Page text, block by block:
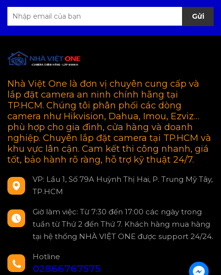
Gửi
Nhà Việt One là đơn vị chuyên cung cấp và
lắp đặt camera an ninh chính hãng tại
TP.HCM. Chúng tôi phân phối các dòng
camera như Hikvision, Dahua, Imou, Ezviz…
phù hợp cho gia đình, cửa hàng và doanh
nghiệp. Chuyên lắp đặt camera tại TP.HCM và
khu vực lân cận. Cam kết thi công nhanh, giá
tốt, bảo hành rõ ràng, hỗ trợ kỹ thuật 24/7.
VP: Lầu 1, Số 79A Huỳnh Thị Hai, P. Trung Mỹ Tây,
TP.HCM
Giờ làm việc: Từ 7:30 đến 17:00 các ngày trong
tuần từ Thứ 2 đến Thứ 7. Khách hàng mua hàng
tại hệ thống NHÀ VIỆT ONE được support 24/24.
Hotline
02866767575